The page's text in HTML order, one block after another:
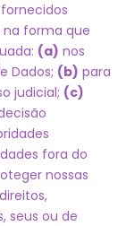
fornecidos
forma que
(a) nos
Dados; (b) para
judicial; (c)
fora do
nossas
seus ou de